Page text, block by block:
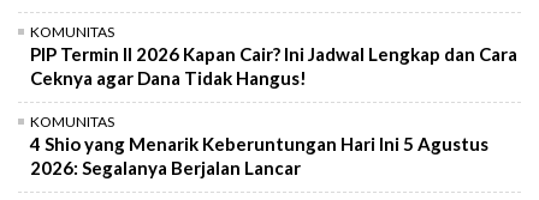
KOMUNITAS
PIP Termin II 2026 Kapan Cair? Ini Jadwal Lengkap dan Cara
Ceknya agar Dana Tidak Hangus!
KOMUNITAS
4 Shio yang Menarik Keberuntungan Hari Ini 5 Agustus
2026: Segalanya Berjalan Lancar